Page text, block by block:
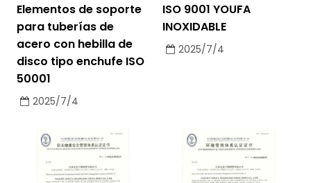
Elementos de soporte
para tuberías de
acero con hebilla de
disco tipo enchufe ISO
50001
2025/7/4
ISO 9001 YOUFA
INOXIDABLE
2025/7/4